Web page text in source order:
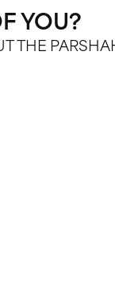
YOU?
THE